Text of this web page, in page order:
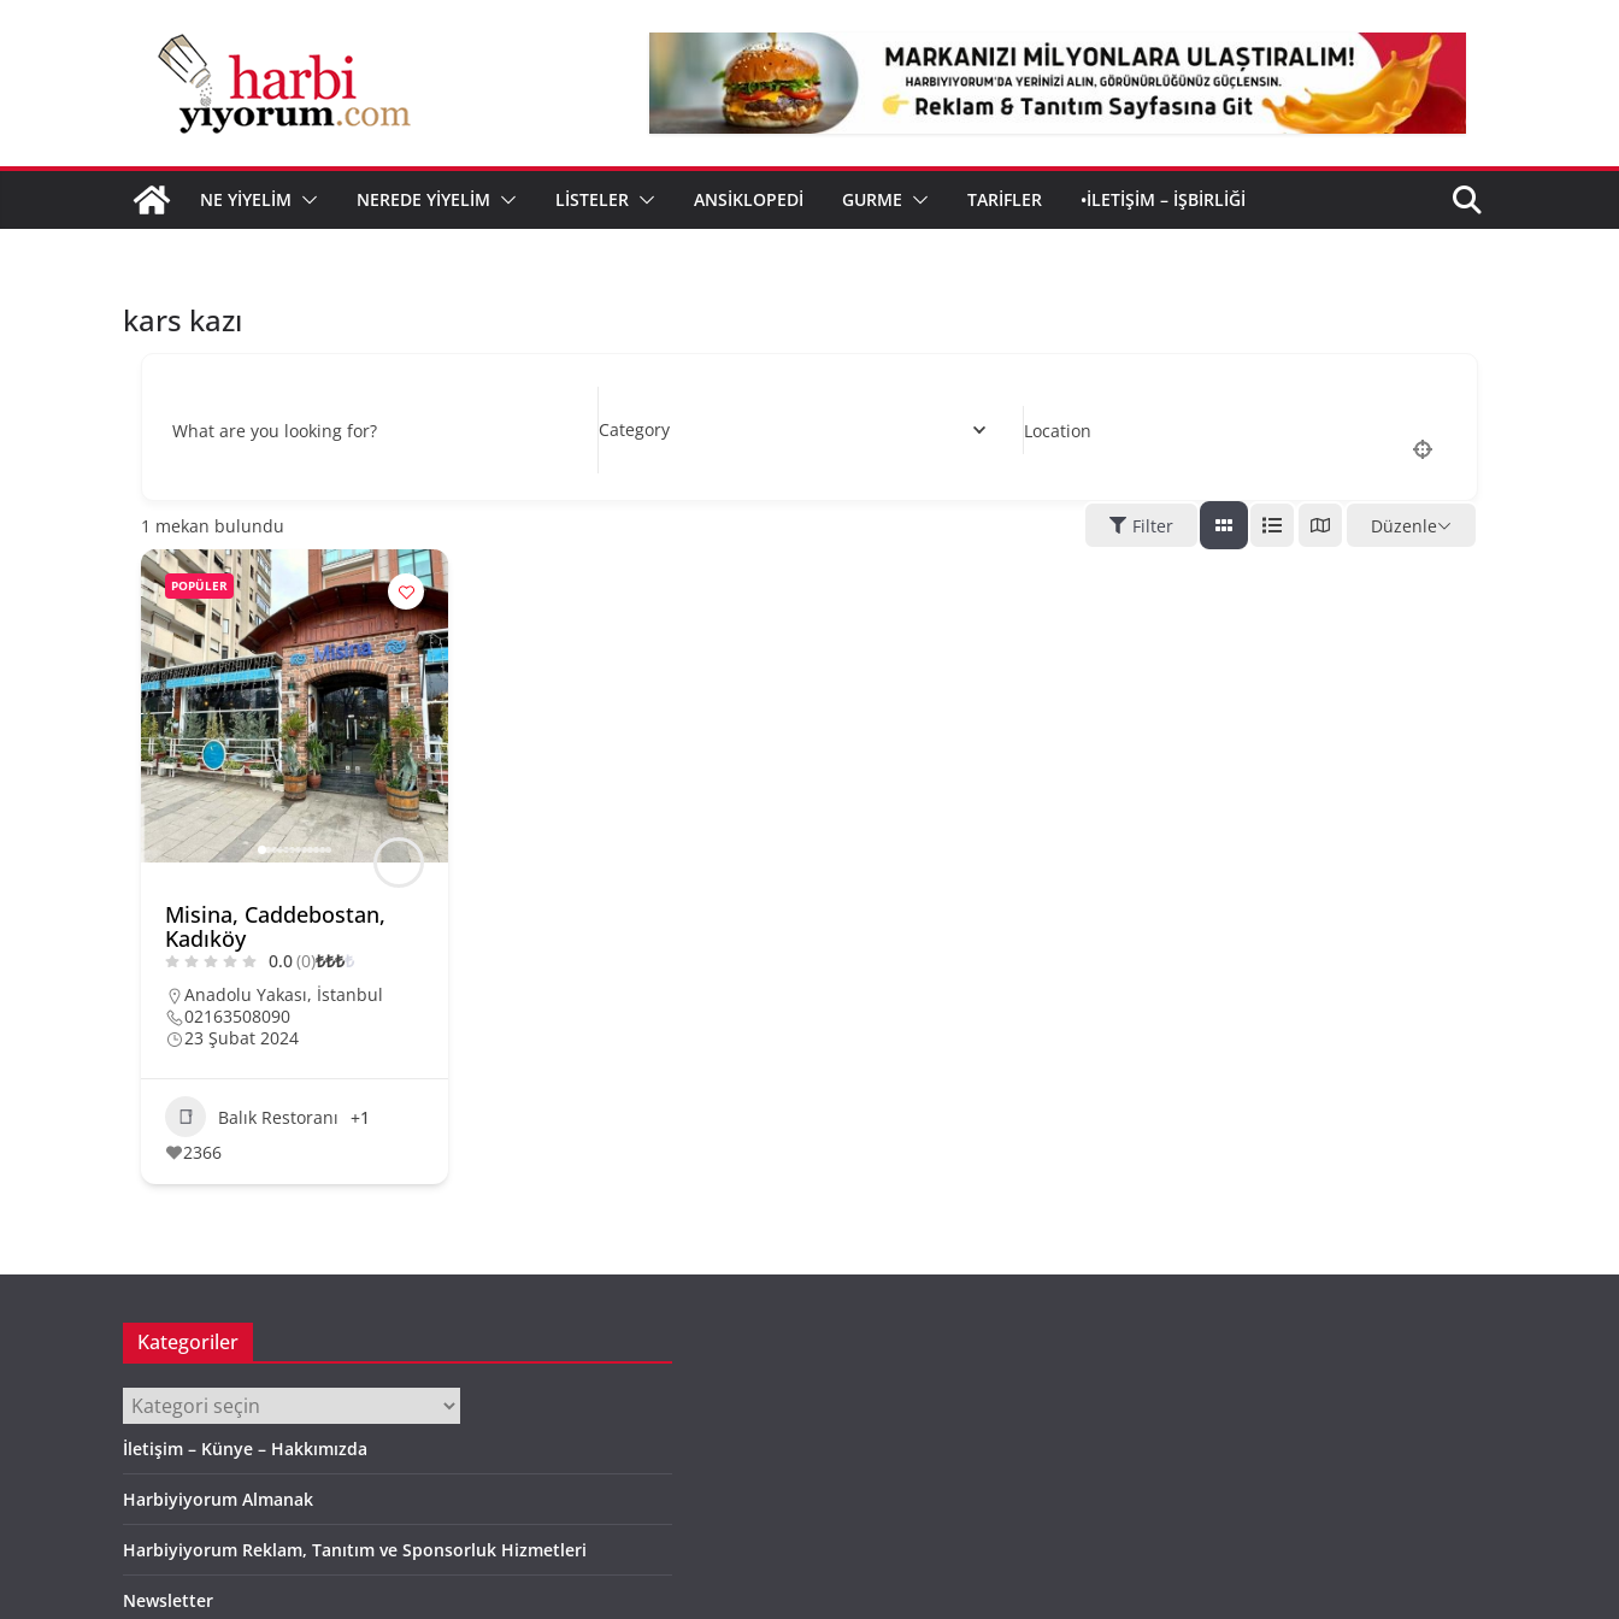
NE YİYELİM NEREDE YİYELİM LİSTELER ANSİKLOPEDİ GURME TARİFLER •İLETIŞIM – İŞBIRLIĞI
kars kazı
What are you looking for? Category Location
1 mekan bulundu Filter Düzenle
POPÜLER
Misina, Caddebostan,
Kadıköy
0.0(0)₺₺₺₺
Anadolu Yakası, İstanbul
02163508090
23 Şubat 2024
Balık Restoranı +1
2366
Kategoriler
Kategoriler
İletişim – Künye – Hakkımızda
Harbiyiyorum Almanak
Harbiyiyorum Reklam, Tanıtım ve Sponsorluk Hizmetleri
Newsletter